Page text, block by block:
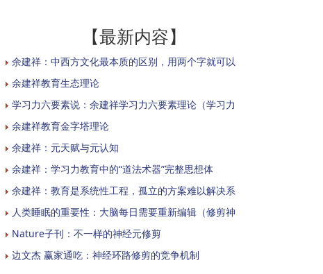
【最新内容】
余建祥：中西方文化最本质的区别，用两个字就可以
余建祥教育生态理论
学习力六要素说：余建祥学习力六要素理论（学习力
余建祥教育金字塔理论
余建祥：元天赋与元认知
余建祥：学习力教育中的“道法术器”完整思想体
余建祥：教育是系统性工程，孤立的方案难以解决系
人类睡眠的重要性：大脑每日需要重新编辑（修剪神
Nature子刊：不一样的神经元修剪
边文杰 赢家通吃：神经环路修剪的竞争机制